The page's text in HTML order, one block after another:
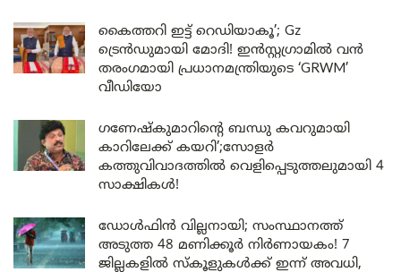
കൈത്തറി ഇട്ട് റെഡിയാകൂ’; Gz
ട്രെൻഡുമായി മോദി! ഇൻസ്റ്റഗ്രാമിൽ വൻ
തരംഗമായി പ്രധാനമന്ത്രിയുടെ ‘GRWM’
വീഡിയോ
ഗണേഷ്കുമാറിന്റെ ബന്ധു കവറുമായി
കാറിലേക്ക് കയറി’;സോളർ
കത്തുവിവാദത്തിൽ വെളിപ്പെടുത്തലുമായി 4
സാക്ഷികൾ!
ഡോൾഫിൻ വില്ലനായി; സംസ്ഥാനത്ത്
അടുത്ത 48 മണിക്കൂർ നിർണായകം! 7
ജില്ലകളിൽ സ്കൂളുകൾക്ക് ഇന്ന് അവധി,